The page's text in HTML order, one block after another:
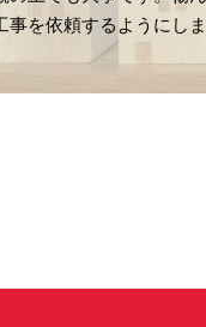
を依頼するようにしま